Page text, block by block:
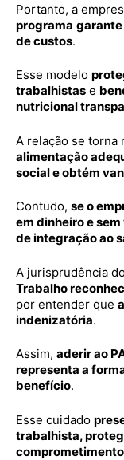
Portanto, a
programa
de custos.
Esse modelo
trabalhistas e
nutricional
A relação se torna
alimentação
social e obtém
Contudo, se o
em dinheiro e
de integração ao
A jurisprudência
Trabalho
por entender que
indenizatória.
Assim, aderir ao
representa a
benefício.
Esse cuidado
trabalhista,